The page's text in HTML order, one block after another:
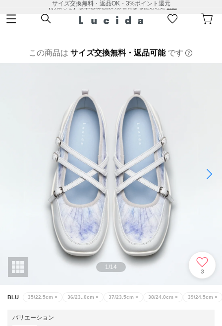
【お知らせ】熊本地域地震の影響による配送遅延詳細
サイズ交換無料・返品OK・3%ポイント還元
この商品は サイズ交換無料・返品可能 です
1/14
3
BLU 35/22.5cm × 36/23..0cm × 37/23.5cm × 38/24.0cm × 39/24.5cm ×
バリエーション